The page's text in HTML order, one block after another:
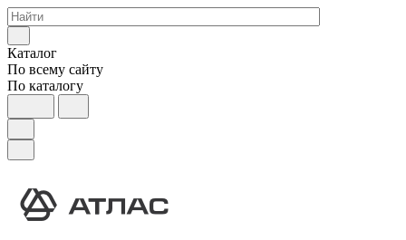
Каталог
По всему сайту
По каталогу